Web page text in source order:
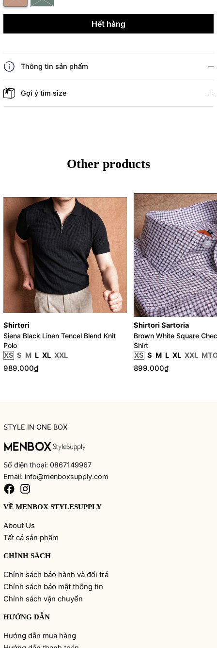
Hết hàng
Thông tin sản phẩm
Gợi ý tìm size
Other products
Shirtori
Siena Black Linen Tencel Blend Knit
Polo
XS S M L XL XXL
989.000₫
Shirtori Sartoria
Brown White Square
Shirt
XS S M L XL XXL
899.000₫
STYLE IN ONE BOX
Số điện thoại: 0867149967
Email: info@menboxsupply.com
VỀ MENBOX STYLESUPPLY
About Us
Tất cả sản phẩm
CHÍNH SÁCH
Chính sách bảo hành và đổi trả
Chính sách bảo mật thông tin
Chính sách vận chuyển
HƯỚNG DẪN
Hướng dẫn mua hàng